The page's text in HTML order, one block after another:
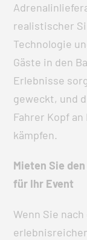
realistischer
Technologie
Gäste in den
Erlebnisse
geweckt, und
Fahrer Kopf
kämpfen.
Mieten Sie
für Ihr Event
Wenn Sie